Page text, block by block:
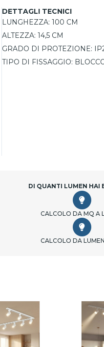
orientabili a 360
al sistema di
energetica rispetto al
armoniosamente
offrendo stile e
DETTAGLI TECNICI
LUNGHEZZA: 100 CM
ALTEZZA: 14,5 CM
GRADO DI PROTEZIONE:
TIPO DI FISSAGGIO:
DI QUANTI LUMEN HAI
CALCOLO DA MQ A
CALCOLO DA